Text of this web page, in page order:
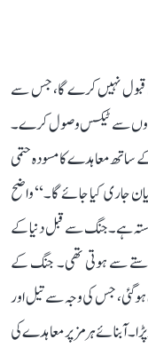
قبول نہیں کرے گا، جس سے
جہازوں سے ٹیکس وصول کرے۔
ساتھ معاہدے کا مسودہ حتمی
جاری کیا جائے گا۔‘‘ واضح
ہے۔ جنگ سے قبل دنیا کے
راستے سے ہوتی تھی۔ جنگ کے
گئی، جس کی وجہ سے تیل اور
آبنائے ہرمز پر معاہدے کی